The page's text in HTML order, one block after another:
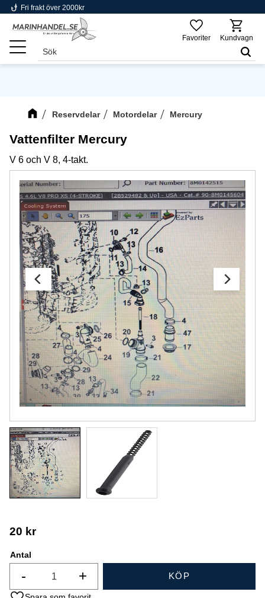
Meny
phishing Fri frakt över 2000kr
Favoriter Kundvagn
Reservdelar Motordelar Mercury
Vattenfilter Mercury
V 6 och V 8, 4-takt.
20 kr
Antal
+
- KÖP